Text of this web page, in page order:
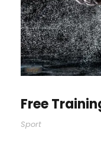
Free
Sport